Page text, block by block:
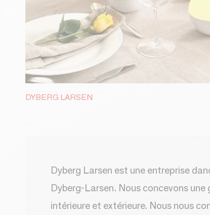
DYBERG LARSEN
Dyberg Larsen est une entreprise
Dyberg-Larsen. Nous concevons
intérieure et extérieure. Nous nous